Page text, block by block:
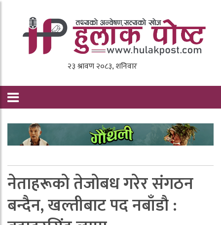
नेताहरूकाे तेजाेबध गरेर संगठन
बन्दैन, खल्तीबाट पद नबाँडाै :